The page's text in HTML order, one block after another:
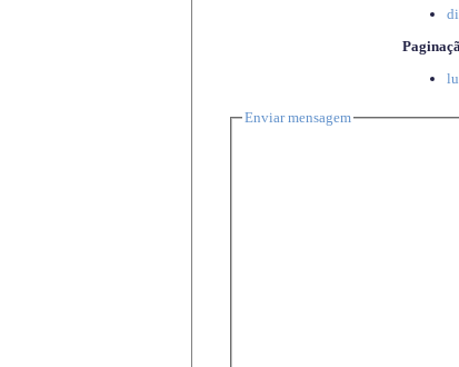
Enviar mensagem